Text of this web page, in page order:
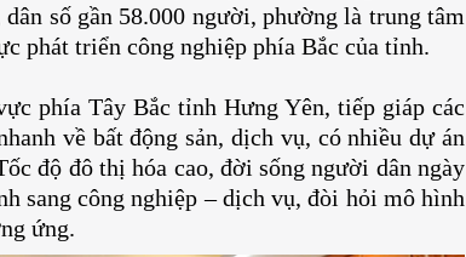
số gần 58.000 người, phường là trung tâm
phát triển công nghiệp phía Bắc của tỉnh.
phía Tây Bắc tỉnh Hưng Yên, tiếp giáp các
về bất động sản, dịch vụ, có nhiều dự án
độ đô thị hóa cao, đời sống người dân ngày
sang công nghiệp – dịch vụ, đòi hỏi mô hình
ứng.